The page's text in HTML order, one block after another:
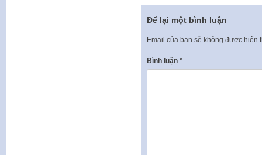
Để lại một bình luận
Email của bạn sẽ không được hiển
Bình luận *